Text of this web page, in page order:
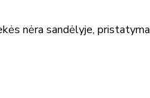
nėra sandėlyje,